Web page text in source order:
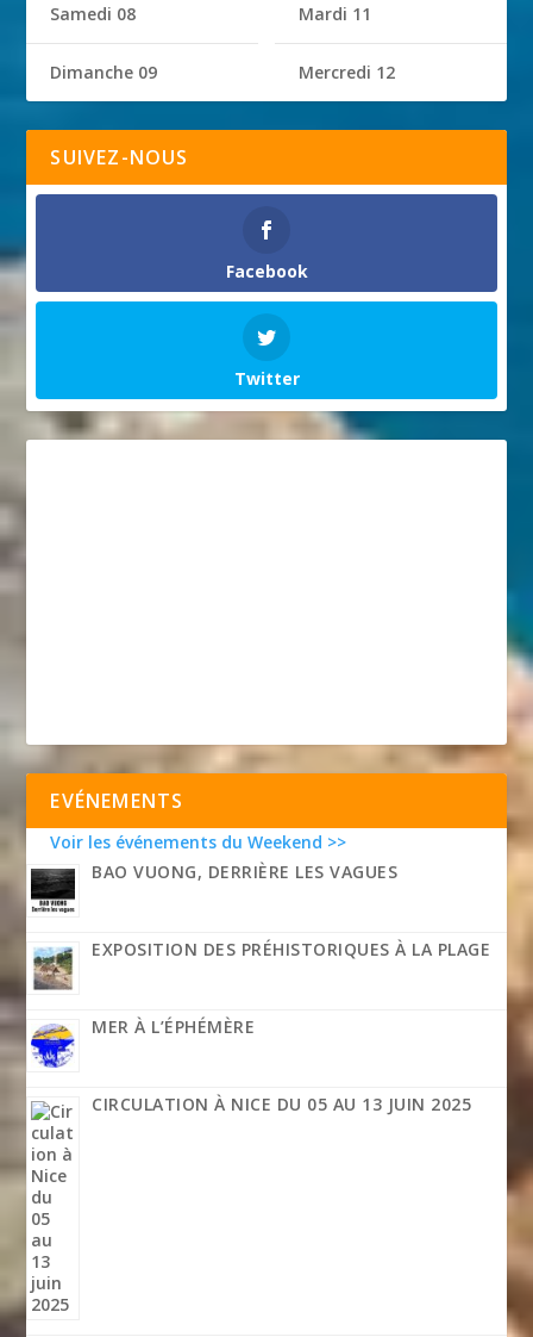
Samedi 08
Dimanche 09
Mardi 11
Mercredi 12
SUIVEZ-NOUS
Facebook
Twitter
EVÉNEMENTS
Voir les événements du Weekend >>
BAO VUONG, DERRIÈRE LES VAGUES
EXPOSITION DES PRÉHISTORIQUES À LA PLAGE
MER À L’ÉPHÉMÈRE
CIRCULATION À NICE DU 05 AU 13 JUIN 2025